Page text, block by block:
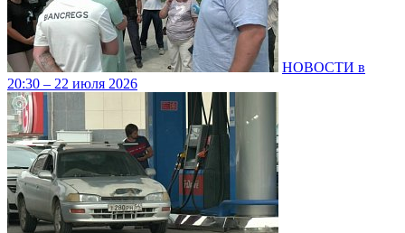
НОВОСТИ в
20:30 – 22 июля 2026